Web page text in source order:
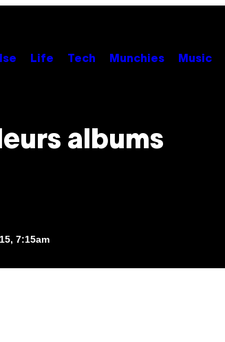
Life Tech Munchies Music
albums
7:15am